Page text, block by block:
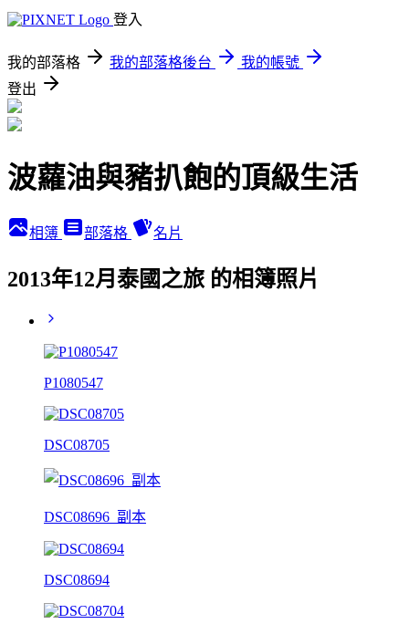
登入
我的部落格 我的部落格後台
我的帳號
登出
波蘿油與豬扒飽的頂級生活
相簿 部落格 名片
2013年12月泰國之旅 的相簿照片
P1080547
DSC08705
DSC08696_副本
DSC08694